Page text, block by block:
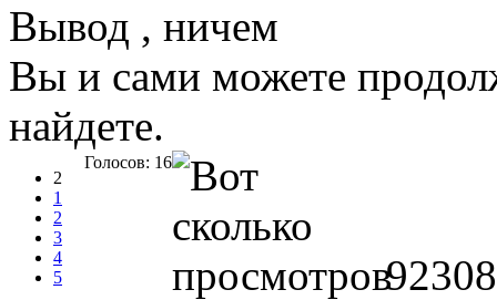
Вывод , ничем
Вы и сами можете
найдете.
2
1
2
3
4
5
Голосов: 16
92308